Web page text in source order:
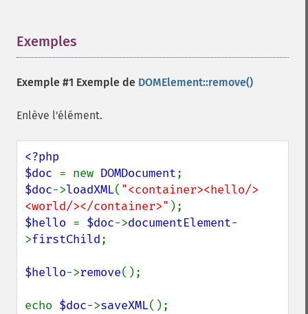
Exemples
Exemple #1 Exemple de DOMElement::remove()
Enlève l'élément.
<?php
$doc = new DOMDocument
$doc->loadXML( "<container><hello/>
<world/></container>"
$hello = $doc->documentElement-
>firstChild;
$hello->remove();
echo $doc->saveXML